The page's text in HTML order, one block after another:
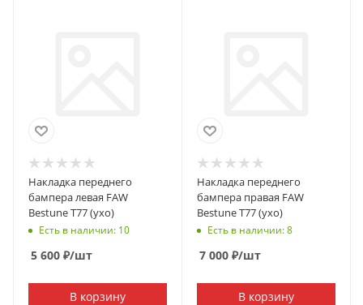
Накладка переднего
бампера левая FAW
Bestune T77 (ухо)
Есть в наличии: 10
5 600 ₽/шт
В корзину
Накладка переднего
бампера правая FAW
Bestune T77 (ухо)
Есть в наличии: 8
7 000 ₽/шт
В корзину